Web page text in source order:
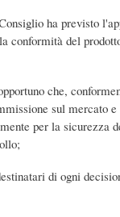
ha previsto
conformità del
che,
sul mercato e
per la sicurezza
di ogni